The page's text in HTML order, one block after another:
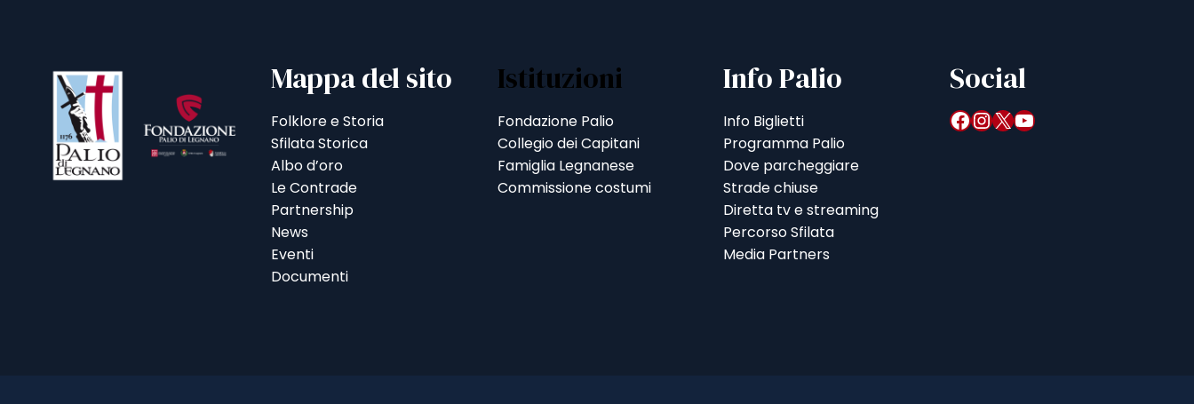
Mappa del sito
Folklore e Storia
Sfilata Storica
Albo d’oro
Le Contrade
Partnership
News
Eventi
Documenti
Istituzioni
Fondazione Palio
Collegio dei Capitani
Famiglia Legnanese
Commissione costumi
Info Palio
Info Biglietti
Programma Palio
Dove parcheggiare
Strade chiuse
Diretta tv e streaming
Percorso Sfilata
Media Partners
Social
Facebook InstagramX YouTube